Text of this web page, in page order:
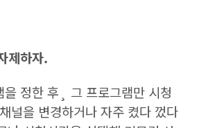
제하자.
정한 후¸ 그 프로그램만 시청
널을 변경하거나 자주 켰다 껐다